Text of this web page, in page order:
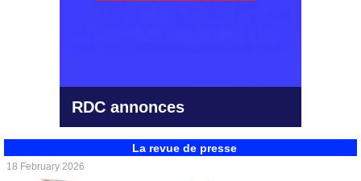
RDC emploi
La revue de presse
18 February 2026